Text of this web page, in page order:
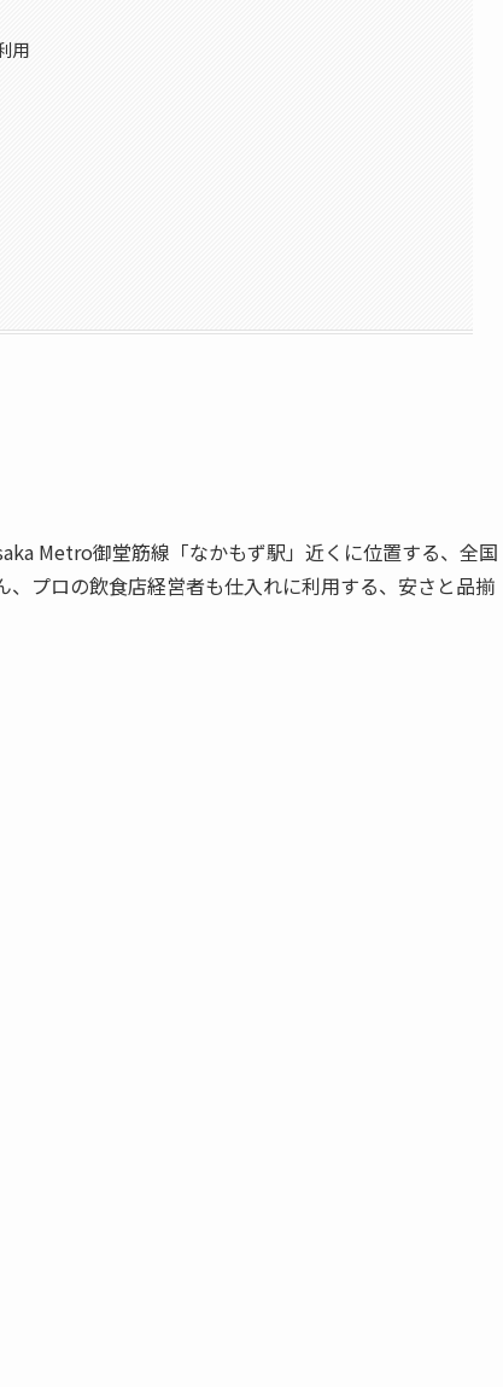
用
Metro御堂筋線「なかもず駅」近くに位置する、全国
プロの飲食店経営者も仕入れに利用する、安さと品揃